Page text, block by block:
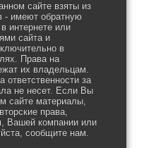
сайте взяты из
- имеют обратную
интернете или
сайта и
в
Права на
их владельцам.
ответственности за
не несет. Если Вы
сайте материалы,
права,
Вашей компании или
сообщите нам.